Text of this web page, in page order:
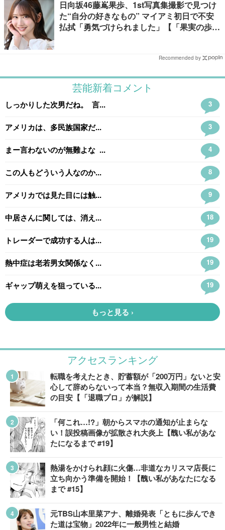
日向坂46藤嶌果歩、1st写真集撮影で見つけ
た“自分の好きなもの” マイアミ初日で不安
払拭「勇気づけられました」【「果実の歩
Recommended by
アクセスランキング
転職を考えたとき、貯蓄額が「200万円」ないと安
心して辞めらないって本当？無収入期間の生活費
の目安【「退職プロ」が解説】
「何これ…!?」朝からスマホの通知が止まらな
い！誤投稿画像が拡散され大炎上【醜い私があな
たになるまで #19】
熱湯をかけられ顔に火傷…非道なカリスマ店長に
立ち向かう準備を開始！【醜い私があなたになる
まで #15】
元TBS山本里菜アナ、離婚発表「ともに歩んでき
た道は宝物」2022年に一般男性と結婚